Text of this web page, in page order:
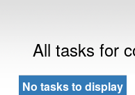
All tasks for
No tasks to display